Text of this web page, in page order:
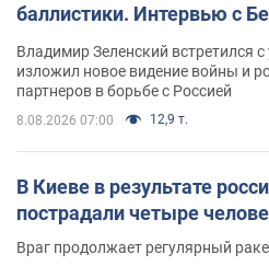
баллистики. Интервью с
Владимир Зеленский встретился
изложил новое видение войны и
партнеров в борьбе с Россией
8.08.2026 07:00 12,9 т.
В Киеве в результате
пострадали четыре
Враг продолжает регулярный